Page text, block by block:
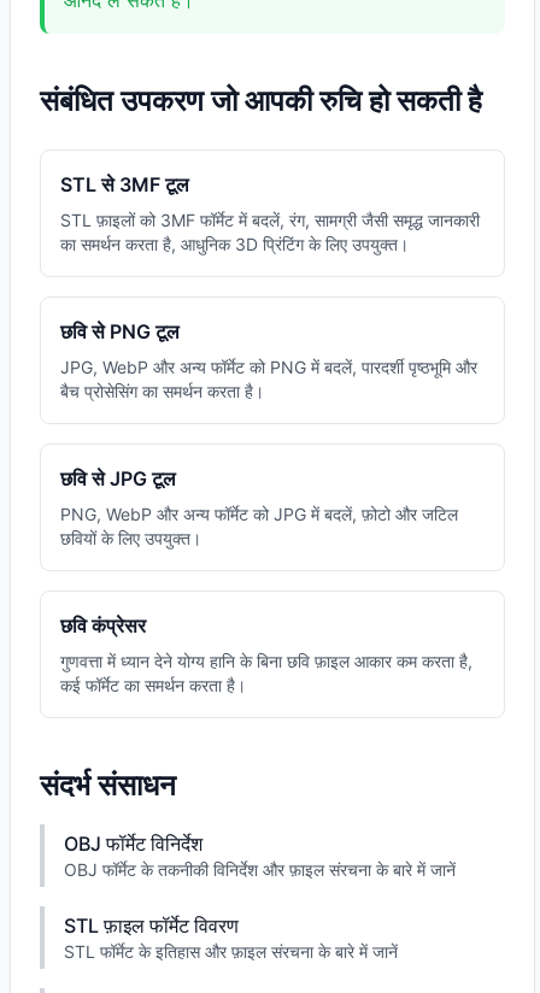
संबंधित उपकरण जो आपकी रुचि हो सकती है
STL से 3MF टूल
STL फ़ाइलों को 3MF फॉर्मेट में बदलें, रंग, सामग्री जैसी समृद्ध जानकारी
का समर्थन करता है, आधुनिक 3D प्रिंटिंग के लिए उपयुक्त।
छवि से PNG टूल
JPG, WebP और अन्य फॉर्मेट को PNG में बदलें, पारदर्शी पृष्ठभूमि और
बैच प्रोसेसिंग का समर्थन करता है।
छवि से JPG टूल
PNG, WebP और अन्य फॉर्मेट को JPG में बदलें, फ़ोटो और जटिल
छवियों के लिए उपयुक्त।
छवि कंप्रेसर
गुणवत्ता में ध्यान देने योग्य हानि के बिना छवि फ़ाइल आकार कम करता है,
कई फॉर्मेट का समर्थन करता है।
संदर्भ संसाधन
OBJ फॉर्मेट विनिर्देश
OBJ फॉर्मेट के तकनीकी विनिर्देश और फ़ाइल संरचना के बारे में जानें
STL फ़ाइल फॉर्मेट विवरण
STL फॉर्मेट के इतिहास और फ़ाइल संरचना के बारे में जानें